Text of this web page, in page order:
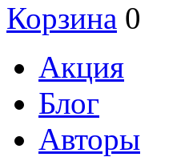
Корзина 0
Акция
Блог
Авторы